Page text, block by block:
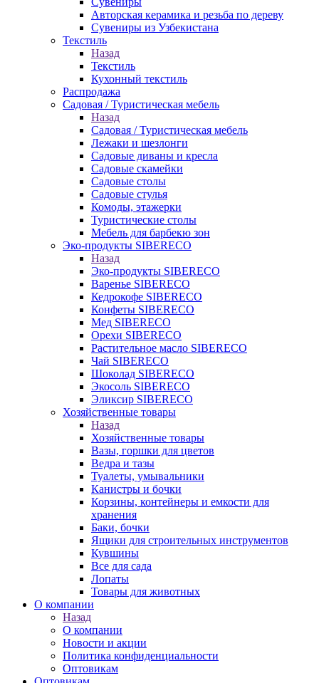
Авторская керамика и резьба по дереву
Сувениры из Узбекистана
Текстиль
Назад
Текстиль
Кухонный текстиль
Распродажа
Садовая / Туристическая мебель
Назад
Садовая / Туристическая мебель
Лежаки и шезлонги
Садовые диваны и кресла
Садовые скамейки
Садовые столы
Садовые стулья
Комоды, этажерки
Туристические столы
Мебель для барбекю зон
Эко-продукты SIBERECO
Назад
Эко-продукты SIBERECO
Варенье SIBERECO
Кедрокофе SIBERECO
Конфеты SIBERECO
Мед SIBERECO
Орехи SIBERECO
Растительное масло SIBERECO
Чай SIBERECO
Шоколад SIBERECO
Экосоль SIBERECO
Эликсир SIBERECO
Хозяйственные товары
Назад
Хозяйственные товары
Вазы, горшки для цветов
Ведра и тазы
Туалеты, умывальники
Канистры и бочки
Корзины, контейнеры и емкости для
хранения
Баки, бочки
Ящики для строительных инструментов
Кувшины
Все для сада
Лопаты
Товары для животных
О компании
Назад
О компании
Новости и акции
Политика конфиденциальности
Оптовикам